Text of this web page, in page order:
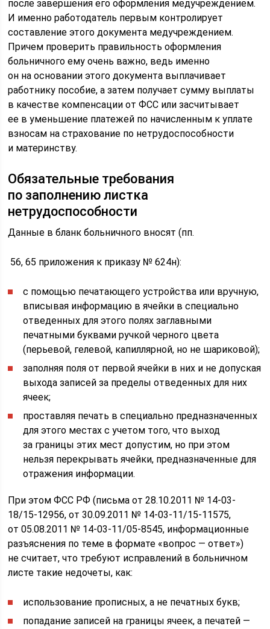
после завершения его оформления медучреждением.
И именно работодатель первым контролирует
составление этого документа медучреждением.
Причем проверить правильность оформления
больничного ему очень важно, ведь именно
он на основании этого документа выплачивает
работнику пособие, а затем получает сумму выплаты
в качестве компенсации от ФСС или засчитывает
ее в уменьшение платежей по начисленным к уплате
взносам на страхование по нетрудоспособности
и материнству.
Обязательные требования
по заполнению листка
нетрудоспособности
Данные в бланк больничного вносят (пп.
56, 65 приложения к приказу № 624н):
с помощью печатающего устройства или вручную,
вписывая информацию в ячейки в специально
отведенных для этого полях заглавными
печатными буквами ручкой черного цвета
(перьевой, гелевой, капиллярной, но не шариковой);
заполняя поля от первой ячейки в них и не допуская
выхода записей за пределы отведенных для них
ячеек;
проставляя печать в специально предназначенных
для этого местах с учетом того, что выход
за границы этих мест допустим, но при этом
нельзя перекрывать ячейки, предназначенные для
отражения информации.
При этом ФСС РФ (письма от 28.10.2011 № 14-03-
18/15-12956, от 30.09.2011 № 14-03-11/15-11575,
от 05.08.2011 № 14-03-11/05-8545, информационные
разъяснения по теме в формате «вопрос — ответ»)
не считает, что требуют исправлений в больничном
листе такие недочеты, как:
использование прописных, а не печатных букв;
попадание записей на границы ячеек, а печатей —